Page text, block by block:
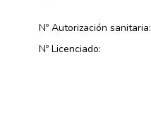
Nº Autorización sanitaria:
Nº Licenciado: